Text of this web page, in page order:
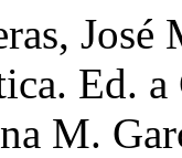
Ed.
M.